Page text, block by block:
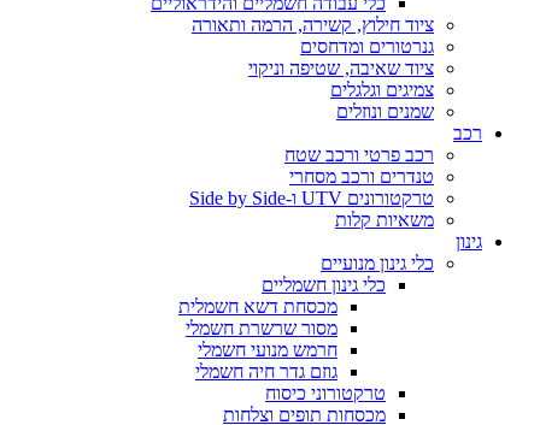
ציוד חילוץ, קשירה, הרמה ותאורה
גנרטורים ומדחסים
ציוד שאיבה, שטיפה וניקוי
צמיגים וגלגלים
שמנים ונוזלים
רכב
רכב פרטי ורכב שטח
טנדרים ורכב מסחרי
טרקטורונים UTV ו-Side by Side
משאיות קלות
גינון
כלי גינון מנועיים
כלי גינון חשמליים
מכסחת דשא חשמלית
מסור שרשרת חשמלי
חרמש מנועי חשמלי
גוזם גדר חיה חשמלי
טרקטורוני כיסוח
מכסחות תופים וצלחות